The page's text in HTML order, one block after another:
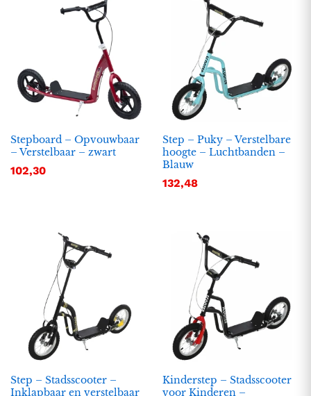
Stepboard – Opvouwbaar
– Verstelbaar – zwart
102,30
Step – Puky – Verstelbare
hoogte – Luchtbanden –
Blauw
132,48
Step – Stadsscooter –
Inklapbaar en verstelbaar
Kinderstep – Stadsscooter
voor Kinderen –